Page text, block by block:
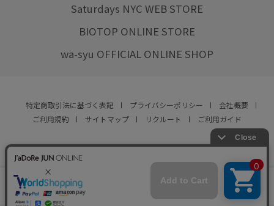
Saturdays NYC WEB STORE
BIOTOP ONLINE STORE
wa-syu OFFICIAL ONLINE SHOP
特定商取引法に基づく表記 プライバシーポリシー
会社概要
ご利用規約
サイトマップ リクルート ご利用ガイド
© JUN CO.,LTD. ALL RIGHTS RESERVED.
店舗在庫
をみる
カートに入れる